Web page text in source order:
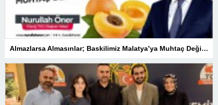
Almazlarsa Almasınlar; Baskilimiz Malatya’ya Muhtaç Değildir